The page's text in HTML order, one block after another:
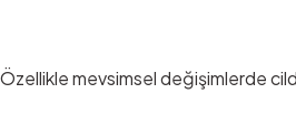
mevsimsel değişimlerde